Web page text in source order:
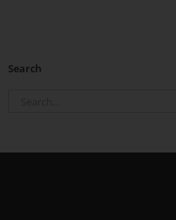
Search